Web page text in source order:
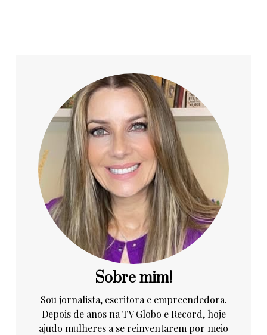
Sobre mim!
Sou jornalista, escritora e empreendedora.
Depois de anos na TV Globo e Record, hoje
ajudo mulheres a se reinventarem por meio